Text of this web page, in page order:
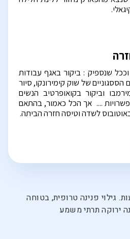
גילוי פנינה טרופית, בטוחה
ירוקה תרתי משמע